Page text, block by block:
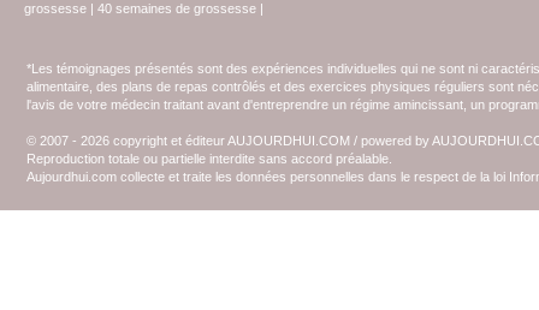
grossesse | 40 semaines de grossesse |
*Les témoignages présentés sont des expériences individuelles qui ne sont ni
alimentaire, des plans de repas contrôlés et des exercices physiques réguliers sont
l'avis de votre médecin traitant avant d'entreprendre un régime amincissant, un
© 2007 - 2026 copyright et éditeur AUJOURDHUI.COM / powered by
Reproduction totale ou partielle interdite sans accord préalable.
Aujourdhui.com collecte et traite les données personnelles dans le respect de la loi